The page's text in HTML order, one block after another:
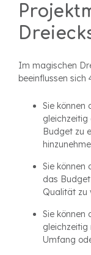
Im magischen
beeinflussen sich
Sie können
Budget zu
Sie können
das
Qualität zu
Sie können
gleichzeitig
Umfang